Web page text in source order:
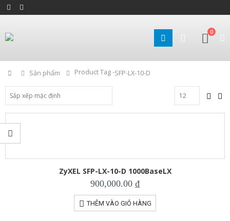
0
Home
Sản phẩm Product Tag -SFP-LX-10-D
ZyXEL SFP-LX-10-D 1000BaseLX
900,000.00 ₫
THÊM VÀO GIỎ HÀNG